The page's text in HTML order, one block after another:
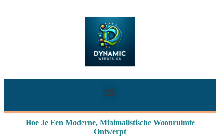
Hoe Je Een Moderne, Minimalistische Woonruimte
Ontwerpt